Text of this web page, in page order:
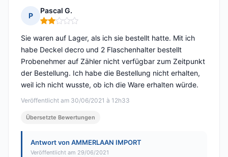
P
Pascal G.
Hinweis: 2 von 5
Veröffentlicht am 30/06/2021 à 12h33
Sie waren auf Lager, als ich sie bestellt hatte. Mit ich
habe Deckel decro und 2 Flaschenhalter bestellt
Probenehmer auf Zähler nicht verfügbar zum Zeitpunkt
der Bestellung. Ich habe die Bestellung nicht erhalten,
weil ich nicht wusste, ob ich die Ware erhalten würde.
Übersetzte Bewertungen
Antwort von AMMERLAAN IMPORT
Veröffentlicht am 29/06/2021